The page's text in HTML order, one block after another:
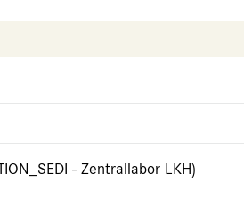
- Zentrallabor LKH)